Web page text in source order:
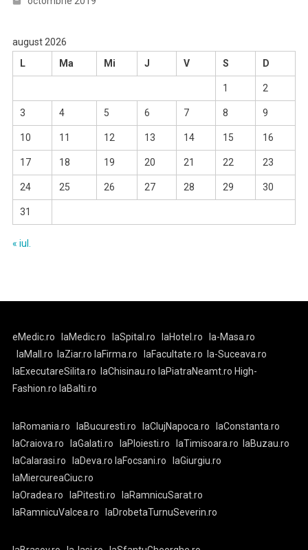
august 2026
L
Ma Mi J V S D
1 2
3 4 5 6 7 8 9
10 11 12 13 14 15 16
17 18 19 20 21 22 23
24 25 26 27 28 29 30
31
« iul.
eMedic.ro laMedic.ro laSpital.ro laHotel.ro
la-Masa.ro
laMall.ro
laZiar.ro laFirma.ro laFacultate.ro
la-Suceava.ro
laExecutareSilita.ro
laChisinau.ro laPiatraNeamt.ro High-
Fashion.ro laBalti.ro
laRomania.ro laBucuresti.ro laClujNapoca.ro
laConstanta.ro
laCraiova.ro
laGalati.ro laPloiesti.ro laTimisoara.ro
laBuzau.ro
laCalarasi.ro
laDeva.ro laFocsani.ro
laGiurgiu.ro
laMiercureaCiuc.ro
laOradea.ro
laPitesti.ro
laRamnicuSarat.ro
laRamnicuValcea.ro
laDrobetaTurnuSeverin.ro